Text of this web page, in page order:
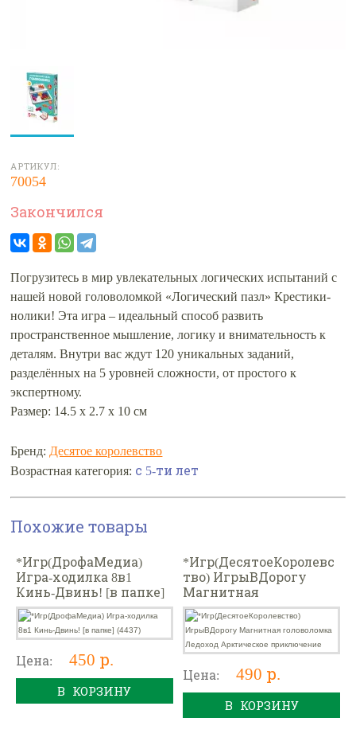
АРТИКУЛ:
70054
Закончился
Погрузитесь в мир увлекательных логических испытаний с
нашей новой головоломкой «Логический пазл» Крестики-
нолики! Эта игра – идеальный способ развить
пространственное мышление, логику и внимательность к
деталям. Внутри вас ждут 120 уникальных заданий,
разделённых на 5 уровней сложности, от простого к
экспертному.
Размер: 14.5 х 2.7 х 10 см
Бренд: Десятое королевство
Возрастная категория: с 5-ти лет
Похожие товары
*Игр(ДрофаМедиа)
Игра-ходилка 8в1
Кинь-Двинь! [в папке]
(4437)
Цена: 450 р.
В КОРЗИНУ
*Игр(ДесятоеКоролевс
тво) ИгрыВДорогу
Магнитная
головоломка Ледоход
Арктическое
приключение
Цена: 490 р.
В КОРЗИНУ